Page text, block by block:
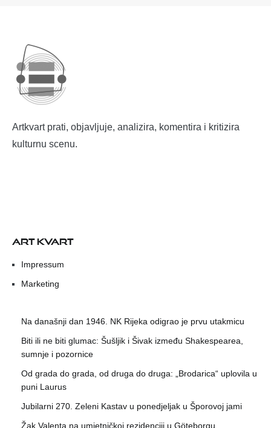
Artkvart prati, objavljuje, analizira, komentira i kritizira
kulturnu scenu.
ART KVART
Impressum
Marketing
Na današnji dan 1946. NK Rijeka odigrao je prvu utakmicu
Biti ili ne biti glumac: Šušljik i Šivak između Shakespearea,
sumnje i pozornice
Od grada do grada, od druga do druga: „Brodarica“ uplovila u
puni Laurus
Jubilarni 270. Zeleni Kastav u ponedjeljak u Šporovoj jami
Žak Valenta na umjetničkoj rezidenciji u Göteborgu